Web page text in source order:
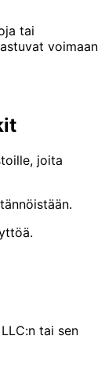
tai
voimaan
joita
tai sen